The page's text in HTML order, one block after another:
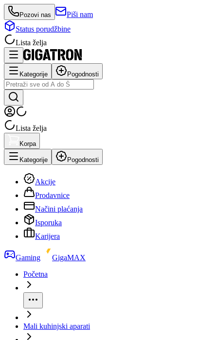
Pozovi nas
Piši nam
Status porudžbine
Lista želja
Kategorije Pogodnosti
Lista želja
Korpa
Kategorije Pogodnosti
Akcije
Prodavnice
Načini plaćanja
Isporuka
Karijera
Gaming
GigaMAX
Početna
Mali kuhinjski aparati